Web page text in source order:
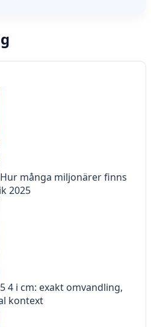
Hur många miljonärer finns
2025
5 4 i cm: exakt omvandling,
kontext